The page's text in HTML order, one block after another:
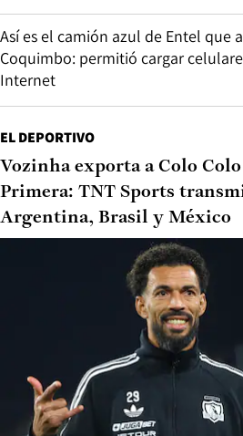
Así es el camión azul de Entel que
Coquimbo: permitió cargar
Internet
EL DEPORTIVO
Vozinha exporta a Colo
Primera: TNT Sports
Argentina, Brasil y México